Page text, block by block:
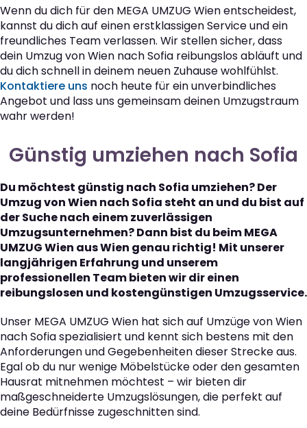
Wenn du dich für den MEGA UMZUG Wien entscheidest,
kannst du dich auf einen erstklassigen Service und ein
freundliches Team verlassen. Wir stellen sicher, dass
dein Umzug von Wien nach Sofia reibungslos abläuft und
du dich schnell in deinem neuen Zuhause wohlfühlst.
Kontaktiere uns noch heute für ein unverbindliches
Angebot und lass uns gemeinsam deinen Umzugstraum
wahr werden!
Günstig umziehen nach Sofia
Du möchtest günstig nach Sofia umziehen? Der
Umzug von Wien nach Sofia steht an und du bist auf
der Suche nach einem zuverlässigen
Umzugsunternehmen? Dann bist du beim MEGA
UMZUG Wien aus Wien genau richtig! Mit unserer
langjährigen Erfahrung und unserem
professionellen Team bieten wir dir einen
reibungslosen und kostengünstigen Umzugsservice.
Unser MEGA UMZUG Wien hat sich auf Umzüge von Wien
nach Sofia spezialisiert und kennt sich bestens mit den
Anforderungen und Gegebenheiten dieser Strecke aus.
Egal ob du nur wenige Möbelstücke oder den gesamten
Hausrat mitnehmen möchtest – wir bieten dir
maßgeschneiderte Umzugslösungen, die perfekt auf
deine Bedürfnisse zugeschnitten sind.